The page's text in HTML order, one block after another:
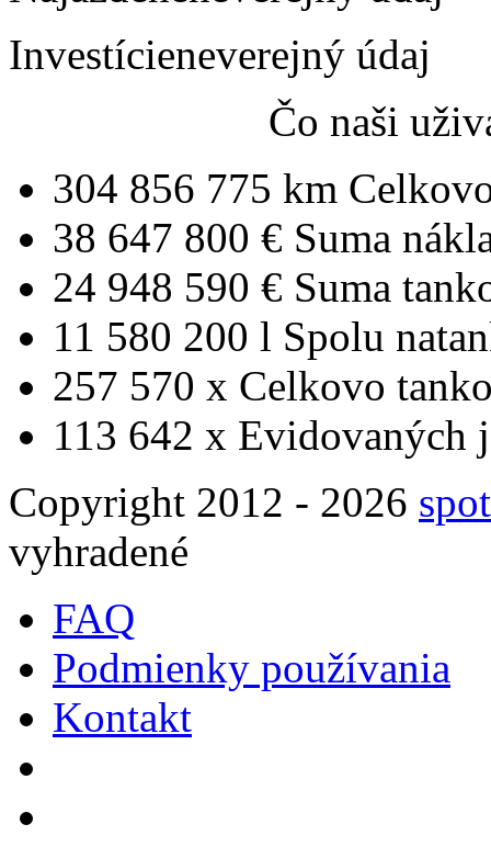
Investícieneverejný údaj
Čo naši
304 856 775 km
38 647 800 € Suma
24 948 590 € Suma
11 580 200 l Spolu
257 570 x Celkovo
113 642 x Evidovaných
Copyright 2012 - 2026
vyhradené
FAQ
Podmienky používania
Kontakt